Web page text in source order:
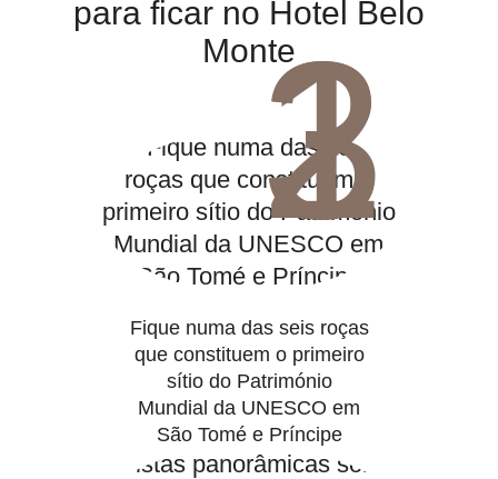
para ficar no Hotel Belo
Monte1
Fique numa das seis roças
que constituem o primeiro
sítio do Património
Mundial da UNESCO em
São Tomé e Príncipe
2
3